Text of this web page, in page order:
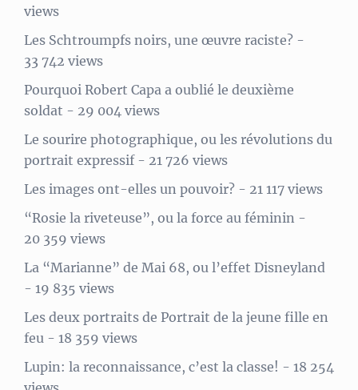
views
Les Schtroumpfs noirs, une œuvre raciste? -
33 742 views
Pourquoi Robert Capa a oublié le deuxième
soldat - 29 004 views
Le sourire photographique, ou les révolutions du
portrait expressif- 21 726 views
Les images ont-elles un pouvoir? - 21 117 views
“Rosie la riveteuse”, ou la force au féminin -
20 359 views
La “Marianne” de Mai 68, ou l’effet Disneyland
- 19 835 views
Les deux portraits de Portrait de la jeune fille en
feu - 18 359 views
Lupin: la reconnaissance, c’est la classe! - 18 254